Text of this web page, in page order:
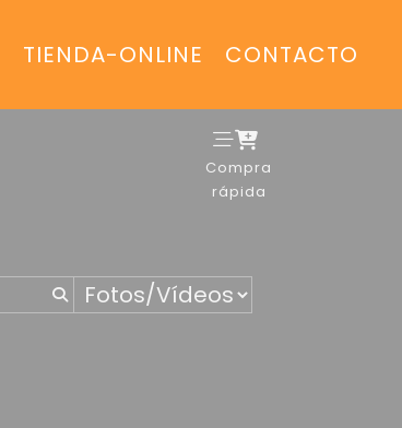
TIENDA-ONLINE CONTACTO
Compra
rápida